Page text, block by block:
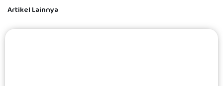
Artikel Lainnya